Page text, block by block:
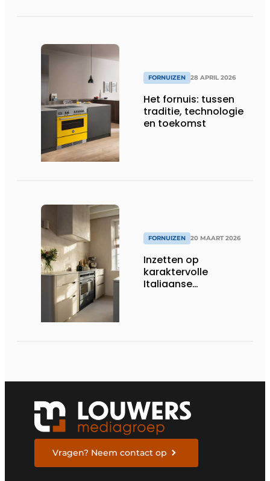
FORNUIZEN 28 APRIL 2026
Het fornuis: tussen
traditie, technologie
en toekomst
FORNUIZEN 20 MAART 2026
Inzetten op
karaktervolle
Italiaanse
Vragen? Neem contact op